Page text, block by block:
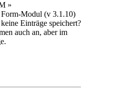
»
Modul (v 3.1.10)
Einträge speichert?
auch an, aber im